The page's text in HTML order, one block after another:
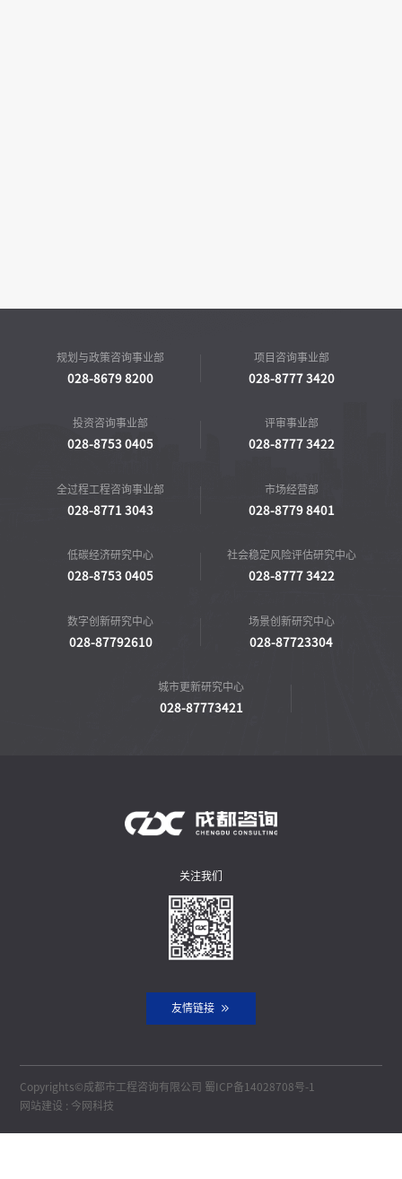
规划与政策咨询事业部
028-8679 8200
项目咨询事业部
028-8777 3420
投资咨询事业部
028-8753 0405
评审事业部
028-8777 3422
全过程工程咨询事业部
028-8771 3043
市场经营部
028-8779 8401
低碳经济研究中心
028-8753 0405
社会稳定风险评估研究中心
028-8777 3422
数字创新研究中心
028-87792610
场景创新研究中心
028-87723304
城市更新研究中心
028-87773421
关注我们
友情链接
Copyrights©成都市工程咨询有限公司 蜀ICP备14028708号-1
网站建设 : 今网科技